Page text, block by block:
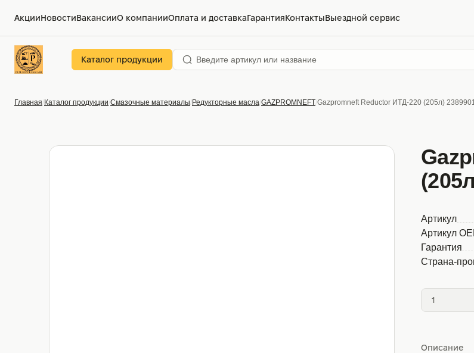
АкцииНовостиВакансииО компанииОплата и доставкаГарантияКонтактыВыездной сервис
Каталог продукции
Главная Каталог продукции Смазочные материалы Редукторные масла GAZPROMNEFT Gazpromneft Reductor ИТД-220 (205л)
Артикул
Артикул
Гарантия
Страна-
Описание